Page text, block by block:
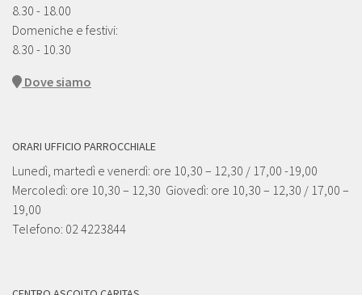
8.30 - 18.00
Domeniche e festivi:
8.30 - 10.30
Dove siamo
ORARI UFFICIO PARROCCHIALE
Lunedì, martedì e venerdì: ore 10,30 – 12,30 / 17,00 -19,00
Mercoledì: ore 10,30 – 12,30 Giovedì: ore 10,30 – 12,30 / 17,00 –
19,00
Telefono: 02 4223844